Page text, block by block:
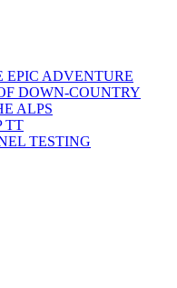
EPIC ADVENTURE
DOWN-COUNTRY
ALPS
TT
TESTING